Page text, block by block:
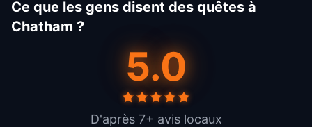
Ce que les gens disent des quêtes à
Chatham ?
5.0
D'après 7+ avis locaux